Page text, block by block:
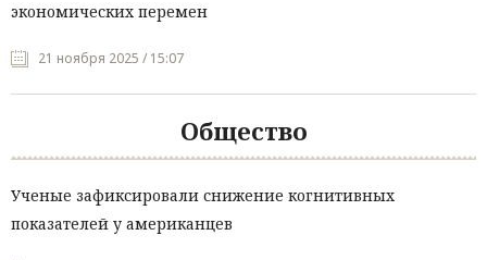
экономических перемен
21 ноября 2025 / 15:07
Общество
Ученые зафиксировали снижение когнитивных
показателей у американцев